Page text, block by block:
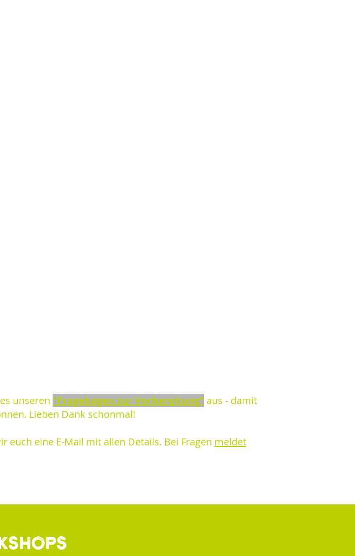
unseren "Fragebogen zur Vorbereitung" aus - damit
Lieben Dank schonmal!​
euch eine E-Mail mit allen Details. Bei Fragen meldet